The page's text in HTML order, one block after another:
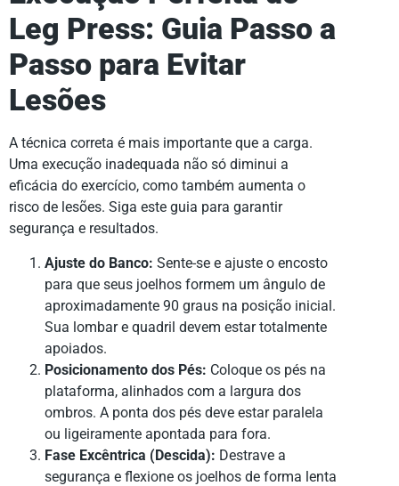
Leg Press: Guia Passo a
Passo para Evitar
Lesões
A técnica correta é mais importante que a carga.
Uma execução inadequada não só diminui a
eficácia do exercício, como também aumenta o
risco de lesões. Siga este guia para garantir
segurança e resultados.
Ajuste do Banco: Sente-se e ajuste o encosto
para que seus joelhos formem um ângulo de
aproximadamente 90 graus na posição inicial.
Sua lombar e quadril devem estar totalmente
apoiados.
Posicionamento dos Pés: Coloque os pés na
plataforma, alinhados com a largura dos
ombros. A ponta dos pés deve estar paralela
ou ligeiramente apontada para fora.
Fase Excêntrica (Descida): Destrave a
segurança e flexione os joelhos de forma lenta